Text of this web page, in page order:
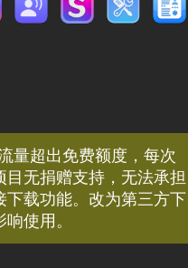
量超出免费额度，每次
无捐赠支持，无法承担
载功能。改为第三方下
使用。